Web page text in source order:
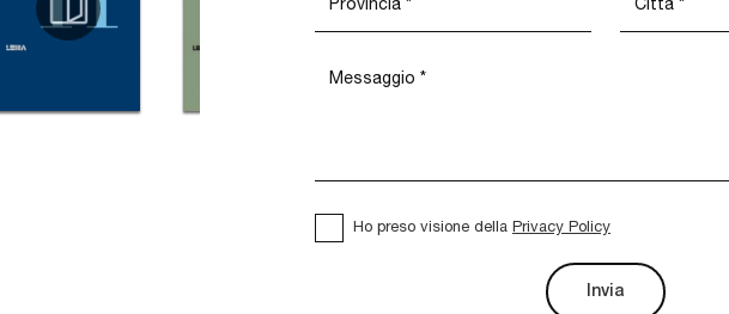
Ho preso visione della Privacy Policy
Invia